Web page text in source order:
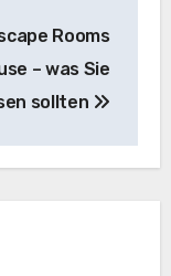
Rooms
– was Sie
sollten